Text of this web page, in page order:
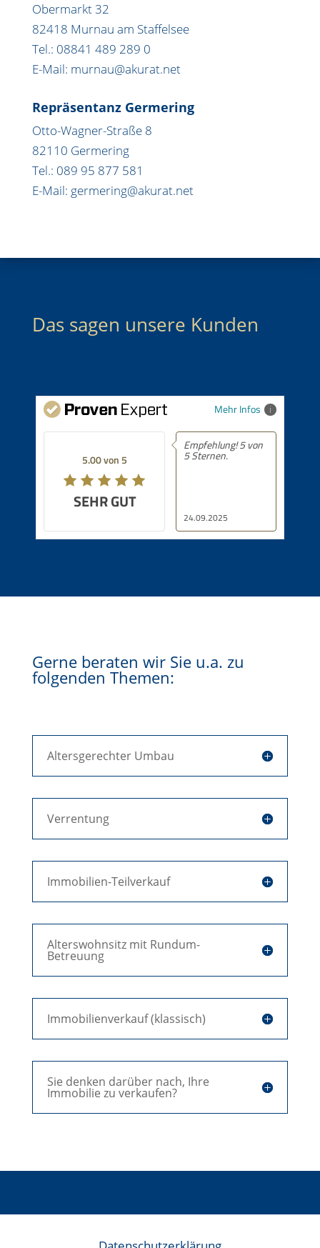
Obermarkt 32
82418 Murnau am Staffelsee
Tel.: 08841 489 289 0
E-Mail: murnau@akurat.net
Repräsentanz Germering
Otto-Wagner-Straße 8
82110 Germering
Tel.: 089 95 877 581
E-Mail: germering@akurat.net
Das sagen unsere Kunden
Mehr Infos
5.00 von 5
SEHR GUT
24.09.2025
Empfehlung! 5 von
5 Sternen.
Gerne beraten wir Sie u.a. zu
folgenden Themen:
Altersgerechter Umbau
Verrentung
Immobilien-Teilverkauf
Alterswohnsitz mit Rundum-
Betreuung
Immobilienverkauf (klassisch)
Sie denken darüber nach, Ihre
Immobilie zu verkaufen?